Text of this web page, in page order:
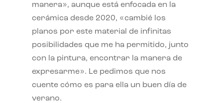
manera», aunque está enfocada en la
cerámica desde 2020, «cambié los
planos por este material de infinitas
posibilidades que me ha permitido, junto
con la pintura, encontrar la manera de
expresarme». Le pedimos que nos
cuente cómo es para ella un buen día de
verano.